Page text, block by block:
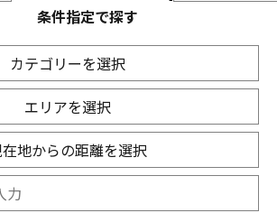
条件指定で探す
カテゴリーを選択
エリアを選択
地からの距離を選択